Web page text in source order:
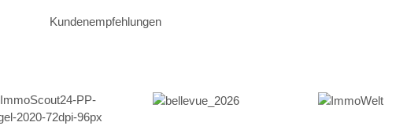
Kundenempfehlungen